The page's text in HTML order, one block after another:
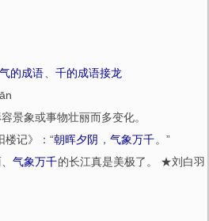
气的成语
千的成语接龙
景象或事物壮丽而多变化。
楼记》：“朝晖夕阴 ， 气象万千。”
气象万千的长江真是美极了。 ★刘白羽